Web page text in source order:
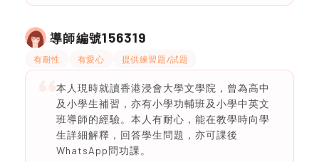
導師編號156319
有耐性 有愛心 提供練習題/試題
本人現時就讀香港浸會大學文學院，曾為高中
及小學生補習，亦有小學功輔班及小學中英文
班導師的經驗。本人有耐心，能在教學時向學
生詳細解釋，回答學生問題，亦可課後
WhatsApp問功課。